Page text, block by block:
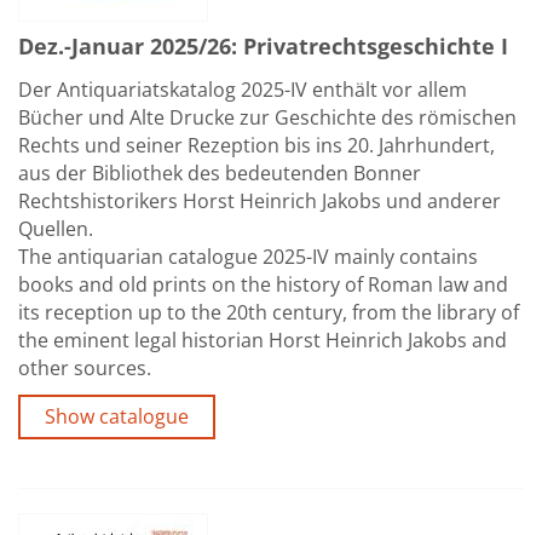
Dez.-Januar 2025/26: Privatrechtsgeschichte I
Der Antiquariatskatalog 2025-IV enthält vor allem
Bücher und Alte Drucke zur Geschichte des römischen
Rechts und seiner Rezeption bis ins 20. Jahrhundert,
aus der Bibliothek des bedeutenden Bonner
Rechtshistorikers Horst Heinrich Jakobs und anderer
Quellen.
The antiquarian catalogue 2025-IV mainly contains
books and old prints on the history of Roman law and
its reception up to the 20th century, from the library of
the eminent legal historian Horst Heinrich Jakobs and
other sources.
Show catalogue